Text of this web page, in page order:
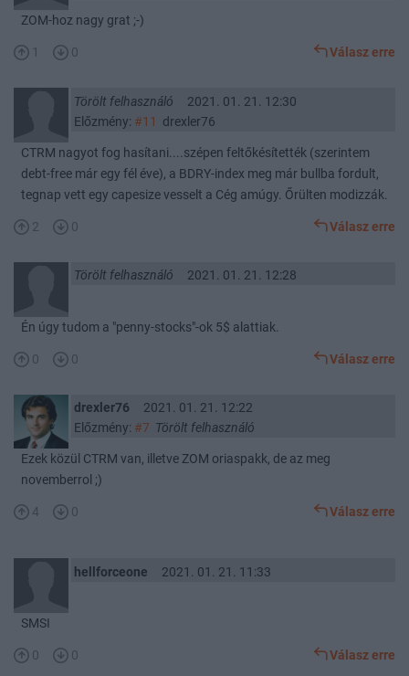
ZOM-hoz nagy grat ;-)
1 0 Válasz erre
Törölt felhasználó
2021. 01. 21. 12:30
Előzmény: #11 drexler76
CTRM nagyot fog hasítani....szépen feltőkésítették (szerintem
debt-free már egy fél éve), a BDRY-index meg már bullba fordult,
tegnap vett egy capesize vesselt a Cég amúgy. Őrülten modizzák.
2 0 Válasz erre
Törölt felhasználó 2021. 01. 21. 12:28
Én úgy tudom a "penny-stocks"-ok 5$ alattiak.
0 0 Válasz erre
drexler76
2021. 01. 21. 12:22
Előzmény: #7 Törölt felhasználó
Ezek közül CTRM van, illetve ZOM oriaspakk, de az meg
novemberrol ;)
4 0 Válasz erre
hellforceone 2021. 01. 21. 11:33
SMSI
0 0 Válasz erre